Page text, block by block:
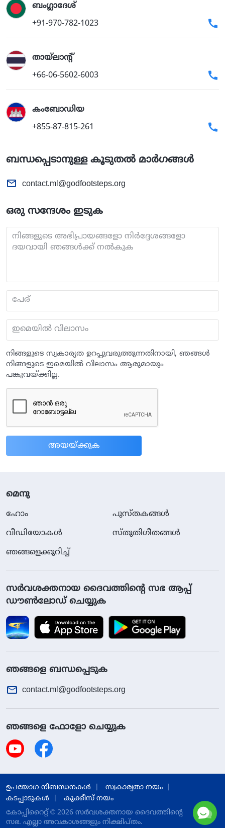
ബംഗ്ലാദേശ്
+91-970-782-1023
തായ്‌ലാന്റ്
+66-06-5602-6003
കംബോഡിയ
+855-87-815-261
ബന്ധപ്പെടാനുള്ള കൂടുതൽ മാർഗങ്ങൾ
contact.ml@godfootsteps.org
ഒരു സന്ദേശം ഇടുക
നിങ്ങളുടെ അഭിപ്രായങ്ങളോ നിർദ്ദേശങ്ങളോ
ദയവായി ഞങ്ങൾക്ക് നൽകുക
പേര്
ഇമെയില്‍ വിലാസം
നിങ്ങളുടെ സ്വകാര്യത ഉറപ്പുവരുത്തുന്നതിനായി, ഞങ്ങള്‍
നിങ്ങളുടെ ഇമെയില്‍ വിലാസം ആരുമായും
പങ്കുവയ്ക്കില്ല.
മെനു
ഹോം
പുസ്തകങ്ങള്‍
വീഡിയോകള്‍
സ്തുതിഗീതങ്ങള്‍
ഞങ്ങളെക്കുറിച്ച്
സര്‍വശക്തനായ ദൈവത്തിൻ്റെ സഭ ആപ്പ്
ഡൗൺലോഡ് ചെയ്യുക
ഞങ്ങളെ ബന്ധപ്പെടുക
contact.ml@godfootsteps.org
ഞങ്ങളെ ഫോളോ ചെയ്യുക
ഉപയോഗ നിബന്ധനകള്‍
സ്വകാര്യതാ നയം
കടപ്പാടുകള്‍
കുക്കീസ് നയം
കോപ്പിറൈറ്റ് © 2026 സര്‍വശക്തനായ ദൈവത്തിന്‍റെ
സഭ. എല്ലാ അവകാശങ്ങളും നിക്ഷിപ്തം.